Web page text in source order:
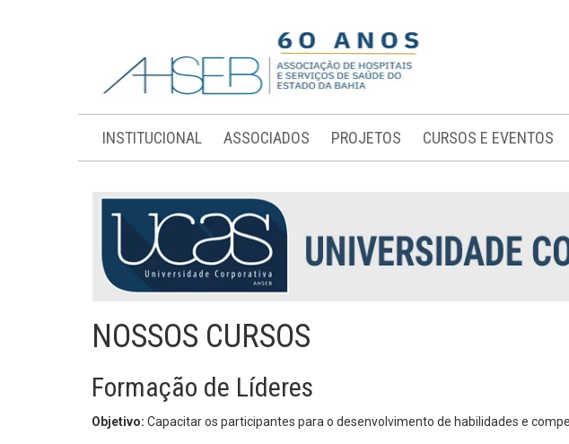
INSTITUCIONAL ASSOCIADOS PROJETOS CURSOS E EVENTOS
NOSSOS CURSOS
Formação de Líderes
Objetivo: Capacitar os participantes para o desenvolvimento de habilidades e